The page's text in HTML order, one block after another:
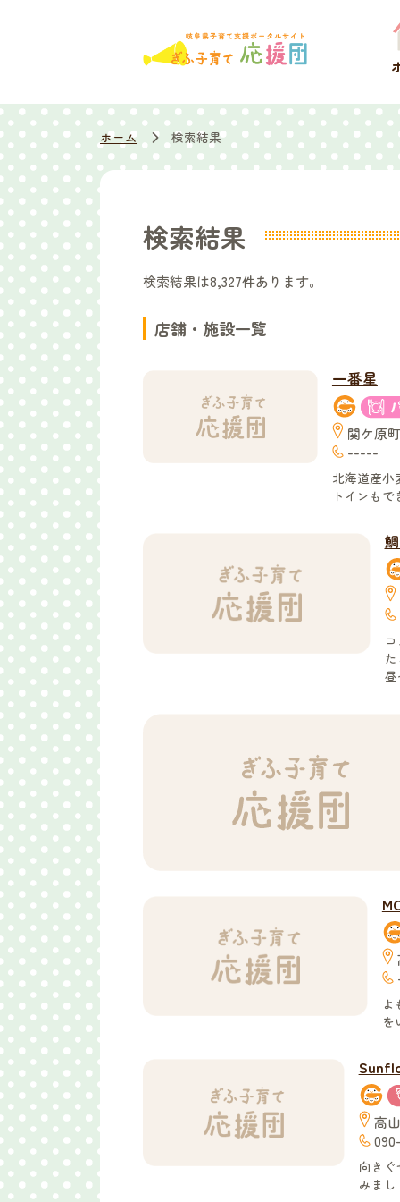
ホーム 検索結果
検索結果
検索結果は8,327件あります。
店舗・施設一覧
一番星
関ケ原
-----
北海道産小
トインも
を
高
向き
みま